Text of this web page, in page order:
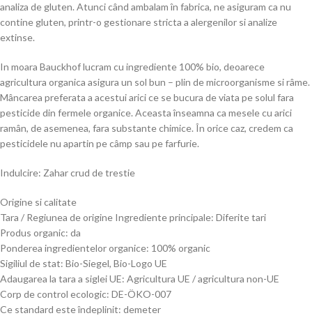
analiza de gluten. Atunci când ambalam în fabrica, ne asiguram ca nu
contine gluten, printr-o gestionare stricta a alergenilor si analize
extinse.
In moara Bauckhof lucram cu ingrediente 100% bio, deoarece
agricultura organica asigura un sol bun – plin de microorganisme si râme.
Mâncarea preferata a acestui arici ce se bucura de viata pe solul fara
pesticide din fermele organice. Aceasta înseamna ca mesele cu arici
ramân, de asemenea, fara substante chimice. În orice caz, credem ca
pesticidele nu apartin pe câmp sau pe farfurie.
Indulcire: Zahar crud de trestie
Origine si calitate
Tara / Regiunea de origine Ingrediente principale: Diferite tari
Produs organic: da
Ponderea ingredientelor organice: 100% organic
Sigiliul de stat: Bio-Siegel, Bio-Logo UE
Adaugarea la tara a siglei UE: Agricultura UE / agricultura non-UE
Corp de control ecologic: DE-ÖKO-007
Ce standard este îndeplinit: demeter